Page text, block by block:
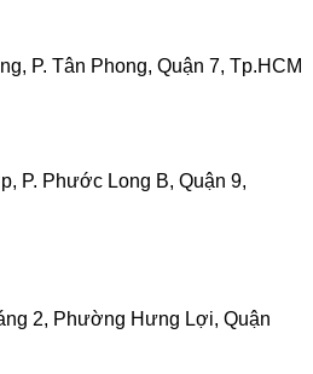
P. Tân Phong, Quận 7, Tp.HCM
P. Phước Long B, Quận 9,
2, Phường Hưng Lợi, Quận